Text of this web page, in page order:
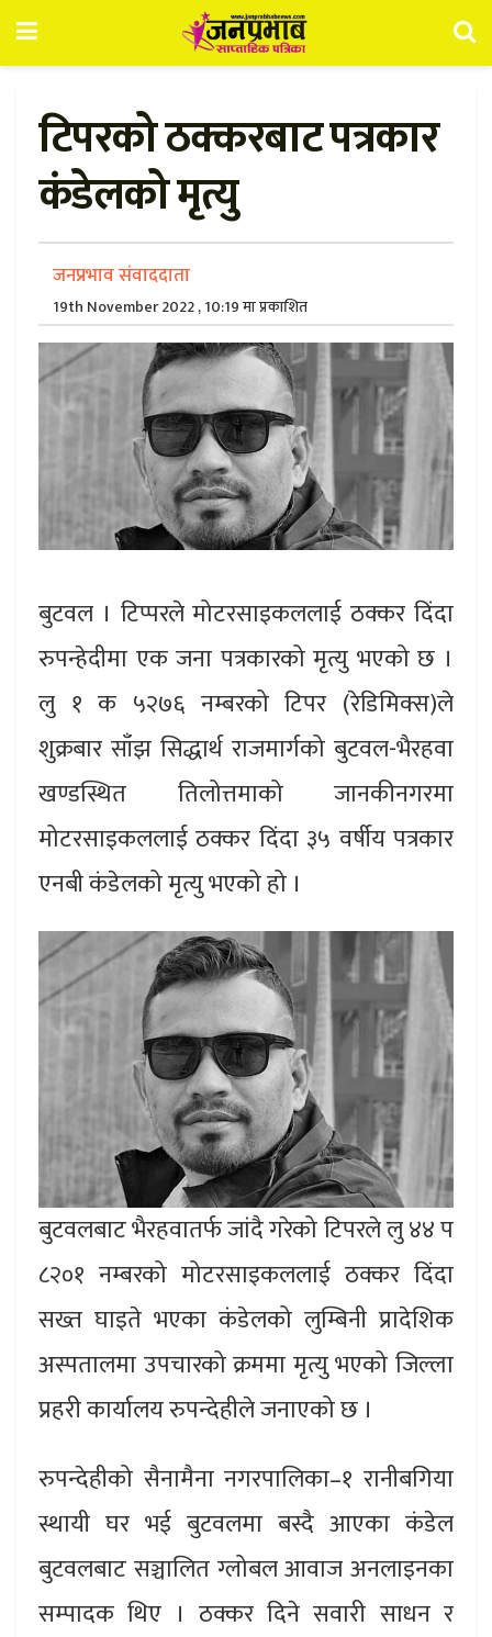
टिपरको ठक्करबाट पत्रकार
कंडेलको मृत्यु
जनप्रभाव संवाददाता
19th November 2022 , 10:19 मा प्रकाशित
बुटवल । टिप्परले मोटरसाइकललाई ठक्कर दिंदा
रुपन्हेदीमा एक जना पत्रकारको मृत्यु भएको छ ।
लु १ क ५२७६ नम्बरको टिपर (रेडिमिक्स)ले
शुक्रबार साँझ सिद्धार्थ राजमार्गको बुटवल-भैरहवा
खण्डस्थित तिलोत्तमाको जानकीनगरमा
मोटरसाइकललाई ठक्कर दिंदा ३५ वर्षीय पत्रकार
एनबी कंडेलको मृत्यु भएको हो ।
बुटवलबाट भैरहवातर्फ जांदै गरेको टिपरले लु ४४ प
८२०१ नम्बरको मोटरसाइकललाई ठक्कर दिंदा
सख्त घाइते भएका कंडेलको लुम्बिनी प्रादेशिक
अस्पतालमा उपचारको क्रममा मृत्यु भएको जिल्ला
प्रहरी कार्यालय रुपन्देहीले जनाएको छ ।
रुपन्देहीको सैनामैना नगरपालिका–१ रानीबगिया
स्थायी घर भई बुटवलमा बस्दै आएका कंडेल
बुटवलबाट सञ्चालित ग्लोबल आवाज अनलाइनका
सम्पादक थिए । ठक्कर दिने सवारी साधन र